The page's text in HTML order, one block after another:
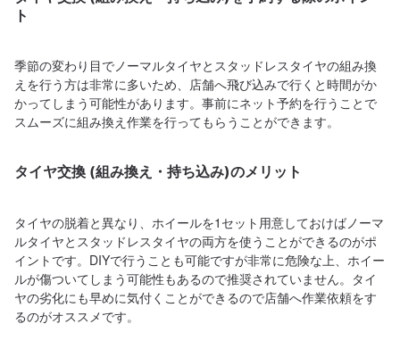
ト
季節の変わり目でノーマルタイヤとスタッドレスタイヤの組み換
えを行う方は非常に多いため、店舗へ飛び込みで行くと時間がか
かってしまう可能性があります。事前にネット予約を行うことで
スムーズに組み換え作業を行ってもらうことができます。
タイヤ交換 (組み換え・持ち込み)のメリット
タイヤの脱着と異なり、ホイールを1セット用意しておけばノーマ
ルタイヤとスタッドレスタイヤの両方を使うことができるのがポ
イントです。DIYで行うことも可能ですが非常に危険な上、ホイー
ルが傷ついてしまう可能性もあるので推奨されていません。タイ
ヤの劣化にも早めに気付くことができるので店舗へ作業依頼をす
るのがオススメです。